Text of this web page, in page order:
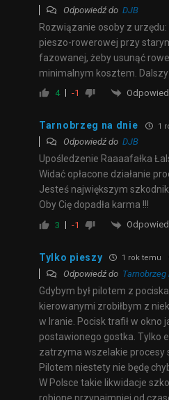
Odpowiedź do DJB
Rozwiązanie osoby z
pieszo-rowerowej przy
fazowanej, żeby usunąć
minimalnym kosztem.
4 -1
Tarnobrzeg na dnie 1
Odpowiedź do DJB
Upośledzenie Raaaafałka
Widać opłacone działanie
Jesteś największym
Oby Cię dopadła karma !!!
3 -1
Tylko pieszy 1 rok temu
Odpowiedź do Tarnobrzeg
Gdybym był pilotem z
kierowanymi zrobiłbym z
w Iranie. Pocisk trafił w okno
postawionego gostka. Tylko
zatrzyma wszelakie procesy
Pilotem niestety nie będę
W Polsce takie likwidacje
robione przynajmniej od